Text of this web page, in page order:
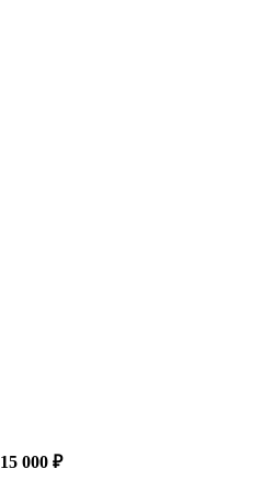
15 000 ₽